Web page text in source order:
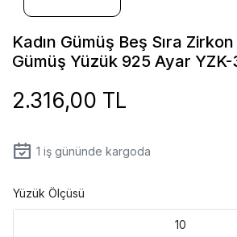
Kadın Gümüş Beş Sıra
Gümüş Yüzük 925 Ayar
2.316,00 TL
1 iş gününde kargoda
Yüzük Ölçüsü
10